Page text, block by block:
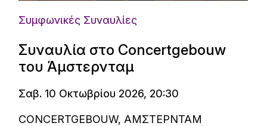
Συμφωνικές Συναυλίες
Συναυλία στο Concertgebouw
του Άμστερνταμ
Σαβ. 10 Οκτωβρίου 2026, 20:30
CONCERTGEBOUW, ΑΜΣΤΕΡΝΤΑΜ